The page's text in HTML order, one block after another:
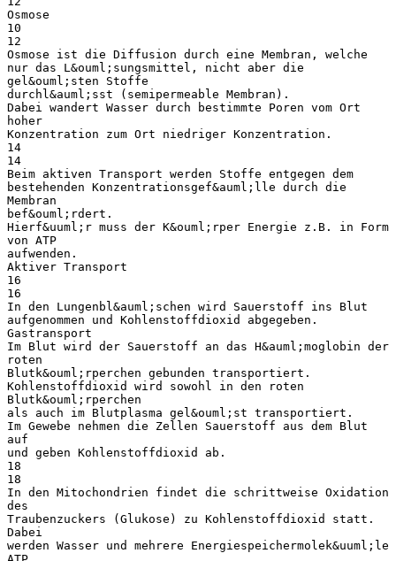
Osmose
10
12
Osmose ist die Diffusion durch eine Membran, welche
nur das L&ouml;sungsmittel, nicht aber die
gel&ouml;sten Stoffe
durchl&auml;sst (semipermeable Membran).
Dabei wandert Wasser durch bestimmte Poren vom Ort
hoher
Konzentration zum Ort niedriger Konzentration.
14
14
Beim aktiven Transport werden Stoffe entgegen dem
bestehenden Konzentrationsgef&auml;lle durch die
Membran
bef&ouml;rdert.
Hierf&uuml;r muss der K&ouml;rper Energie z.B. in Form
von ATP
aufwenden.
Aktiver Transport
16
16
In den Lungenbl&auml;schen wird Sauerstoff ins Blut
aufgenommen und Kohlenstoffdioxid abgegeben.
Gastransport
Im Blut wird der Sauerstoff an das H&auml;moglobin der
roten
Blutk&ouml;rperchen gebunden transportiert.
Kohlenstoffdioxid wird sowohl in den roten
Blutk&ouml;rperchen
als auch im Blutplasma gel&ouml;st transportiert.
Im Gewebe nehmen die Zellen Sauerstoff aus dem Blut
auf
und geben Kohlenstoffdioxid ab.
18
18
In den Mitochondrien findet die schrittweise Oxidation
des
Traubenzuckers (Glukose) zu Kohlenstoffdioxid statt.
Dabei
werden Wasser und mehrere Energiespeichermolek&uuml;le